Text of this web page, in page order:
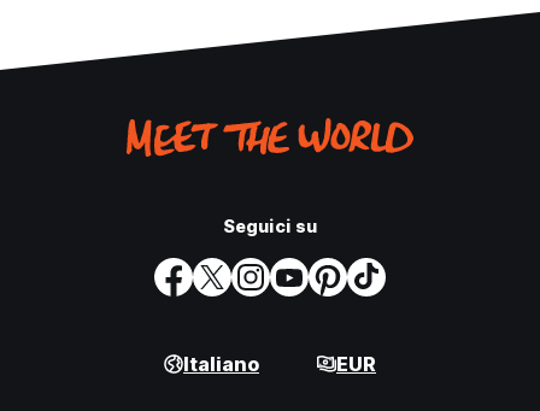
Seguici su
Italiano EUR